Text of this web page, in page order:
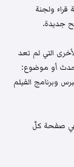
قراء ولجنة
جديدة.
التي لم تعد
بحدث أو موضوع:
وبرنامج الفيلم
في صفحة كلّ